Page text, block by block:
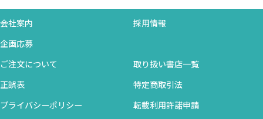
会社案内 採用情報
企画応募
ご注文について 取り扱い書店一覧
正誤表 特定商取引法
プライバシーポリシー 転載利用許諾申請